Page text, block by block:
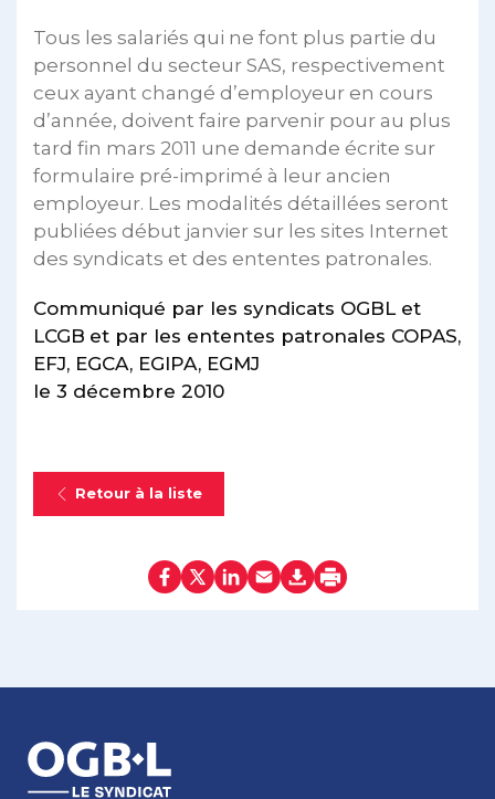
Tous les salariés qui ne font plus partie du
personnel du secteur SAS, respectivement
ceux ayant changé d’employeur en cours
d’année, doivent faire parvenir pour au plus
tard fin mars 2011 une demande écrite sur
formulaire pré-imprimé à leur ancien
employeur. Les modalités détaillées seront
publiées début janvier sur les sites Internet
des syndicats et des ententes patronales.
Communiqué par les syndicats OGBL et
LCGB et par les ententes patronales COPAS,
EFJ, EGCA, EGIPA, EGMJ
le 3 décembre 2010
Retour à la liste